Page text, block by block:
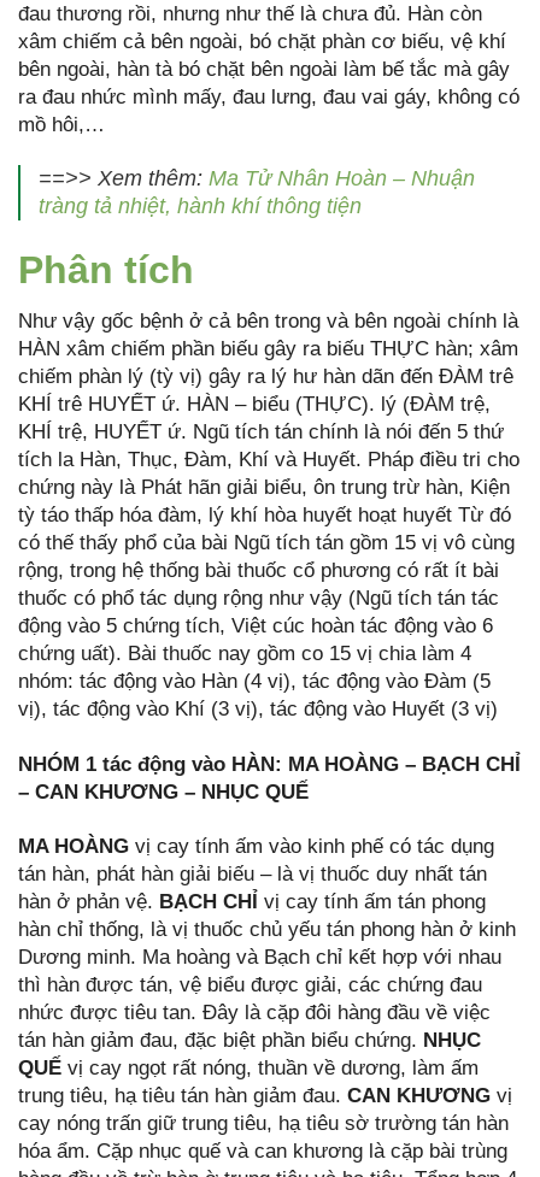
đau thương rồi, nhưng như thế là chưa đủ. Hàn còn
xâm chiếm cả bên ngoài, bó chặt phàn cơ biếu, vệ khí
bên ngoài, hàn tà bó chặt bên ngoài làm bế tắc mà gây
ra đau nhức mình mấy, đau lưng, đau vai gáy, không có
mồ hôi,…
==>> Xem thêm: Ma Tử Nhân Hoàn – Nhuận
tràng tả nhiệt, hành khí thông tiện
Phân tích
Như vậy gốc bệnh ở cả bên trong và bên ngoài chính là
HÀN xâm chiếm phần biếu gây ra biếu THỰC hàn; xâm
chiếm phàn lý (tỳ vị) gây ra lý hư hàn dãn đến ĐÀM trê
KHÍ trê HUYẾT ứ. HÀN – biểu (THỰC). lý (ĐÀM trệ,
KHÍ trệ, HUYẾT ứ. Ngũ tích tán chính là nói đến 5 thứ
tích la Hàn, Thục, Đàm, Khí và Huyết. Pháp điều tri cho
chứng này là Phát hãn giải biểu, ôn trung trừ hàn, Kiện
tỳ táo thấp hóa đàm, lý khí hòa huyết hoạt huyết Từ đó
có thế thấy phổ của bài Ngũ tích tán gồm 15 vị vô cùng
rộng, trong hệ thống bài thuốc cổ phương có rất ít bài
thuốc có phổ tác dụng rộng như vậy (Ngũ tích tán tác
động vào 5 chứng tích, Việt cúc hoàn tác động vào 6
chứng uất). Bài thuốc nay gồm co 15 vị chia làm 4
nhóm: tác động vào Hàn (4 vị), tác động vào Đàm (5
vị), tác động vào Khí (3 vị), tác động vào Huyết (3 vị)
NHÓM 1 tác động vào HÀN: MA HOÀNG – BẠCH CHỈ
– CAN KHƯƠNG – NHỤC QUẾ
MA HOÀNG vị cay tính ấm vào kinh phế có tác dụng
tán hàn, phát hàn giải biếu – là vị thuốc duy nhất tán
hàn ở phản vệ. BẠCH CHỈ vị cay tính ấm tán phong
hàn chỉ thống, là vị thuốc chủ yếu tán phong hàn ở kinh
Dương minh. Ma hoàng và Bạch chỉ kết hợp với nhau
thì hàn được tán, vệ biểu được giải, các chứng đau
nhức được tiêu tan. Đây là cặp đôi hàng đầu về việc
tán hàn giảm đau, đặc biệt phần biểu chứng. NHỤC
QUẾ vị cay ngọt rất nóng, thuần về dương, làm ấm
trung tiêu, hạ tiêu tán hàn giảm đau. CAN KHƯƠNG vị
cay nóng trấn giữ trung tiêu, hạ tiêu sờ trường tán hàn
hóa ẩm. Cặp nhục quế và can khương là cặp bài trùng